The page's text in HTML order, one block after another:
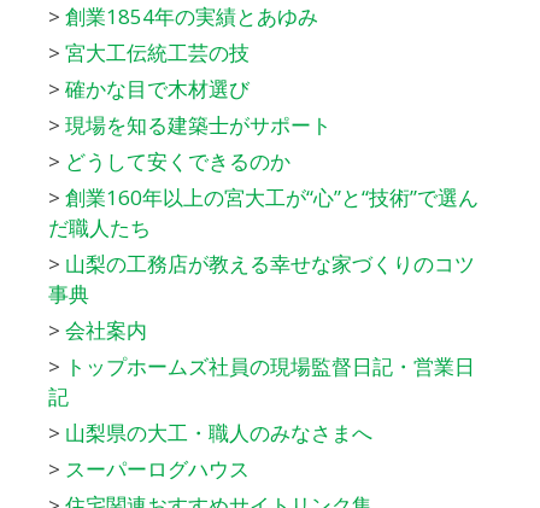
> 創業1854年の実績とあゆみ
> 宮大工伝統工芸の技
> 確かな目で木材選び
> 現場を知る建築士がサポート
> どうして安くできるのか
> 創業160年以上の宮大工が“心”と“技術”で選ん
だ職人たち
> 山梨の工務店が教える幸せな家づくりのコツ
事典
> 会社案内
> トップホームズ社員の現場監督日記・営業日
記
> 山梨県の大工・職人のみなさまへ
> スーパーログハウス